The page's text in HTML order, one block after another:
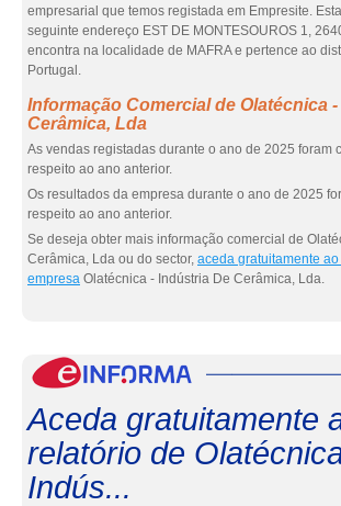
empresarial que temos registada em Empresite.
seguinte endereço EST DE MONTESOUROS 1,
encontra na localidade de MAFRA e pertence ao
Portugal.
Informação Comercial de Olatécnica
Cerâmica, Lda
As vendas registadas durante o ano de 2025 foram
respeito ao ano anterior.
Os resultados da empresa durante o ano de 2025
respeito ao ano anterior.
Se deseja obter mais informação comercial de
Cerâmica, Lda ou do sector, aceda gratuitamente
empresa Olatécnica - Indústria De Cerâmica, Lda.
Aceda gratuitamente
relatório de
Indús...